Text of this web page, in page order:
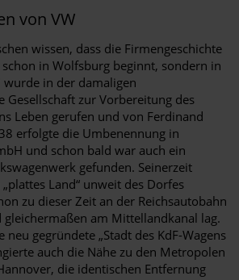
von VW
wissen, dass die Firmengeschichte
in Wolfsburg beginnt, sondern in
wurde in der damaligen
Gesellschaft zur Vorbereitung des
Leben gerufen und von Ferdinand
erfolgte die Umbenennung in
und schon bald war auch ein
gefunden. Seinerzeit
Land“ unweit des Dorfes
zu dieser Zeit an der Reichsautobahn
gleichermaßen am Mittellandkanal lag.
gegründete „Stadt des KdF-Wagens
auch die Nähe zu den Metropolen
die identischen Entfernung